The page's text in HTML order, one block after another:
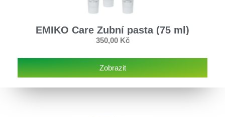
EMIKO Care Zubní pasta (75 ml)
350,00 Kč
Zobrazit